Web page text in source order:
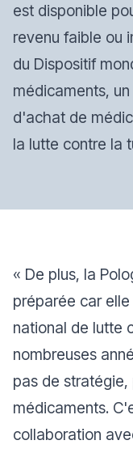
est disponible
revenu faible ou
du Dispositif
médicaments,
d'achat de
la lutte contre la
« De plus, la
préparée car
national de lutte
nombreuses
pas de
médicaments.
collaboration